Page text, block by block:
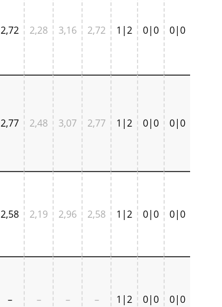
2,72 2,28 3,16 2,72 1|2 0|0 0|0
2,77 2,48 3,07 2,77 1|2 0|0 0|0
2,58 2,19 2,96 2,58 1|2 0|0 0|0
– – – – 1|2 0|0 0|0